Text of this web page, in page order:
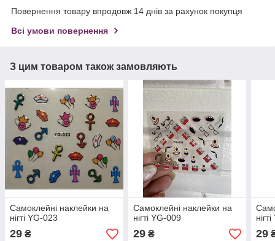
Повернення товару впродовж 14 днів за рахунок покупця
Всі умови повернення
З цим товаром також замовляють
Самоклейні наклейки на
нігті YG-023
29 ₴
Самоклейні наклейки на
нігті YG-009
29₴ 29